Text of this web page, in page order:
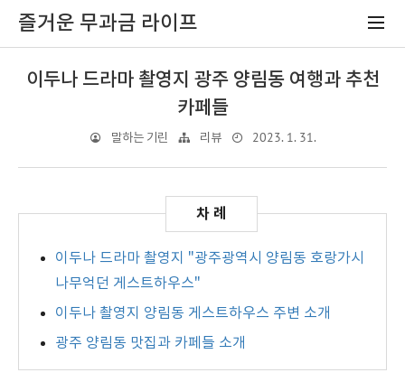
즐거운 무과금 라이프
이두나 드라마 촬영지 광주 양림동 여행과 추천
카페들
말하는 기린 리뷰 2023. 1. 31.
이두나 드라마 촬영지 "광주광역시 양림동 호랑가시
나무억던 게스트하우스"
이두나 촬영지 양림동 게스트하우스 주변 소개
광주 양림동 맛집과 카페들 소개